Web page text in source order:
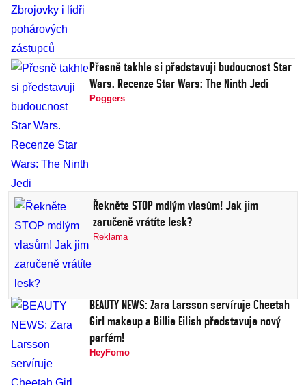
Přesně takhle si představuji budoucnost Star
Wars. Recenze Star Wars: The Ninth Jedi
Poggers
Řekněte STOP mdlým vlasům! Jak jim
zaručeně vrátíte lesk?
Reklama
BEAUTY NEWS: Zara Larsson servíruje Cheetah
Girl makeup a Billie Eilish představuje nový
parfém!
HeyFomo